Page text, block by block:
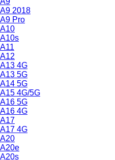
A9 2018
A9 Pro
A10
A10s
A11
A12
A13 4G
A13 5G
A14 5G
A15 4G/5G
A16 5G
A16 4G
A17
A17 4G
A20
A20e
A20s